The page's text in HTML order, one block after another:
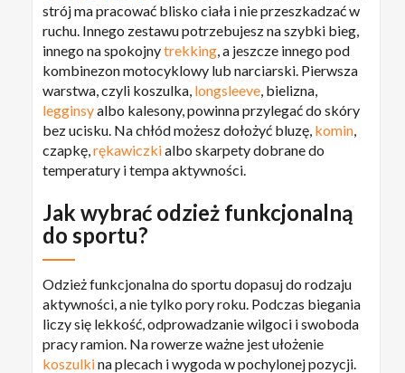
strój ma pracować blisko ciała i nie przeszkadzać w
ruchu. Innego zestawu potrzebujesz na szybki bieg,
innego na spokojnytrekking , a jeszcze innego pod
kombinezon motocyklowy lub narciarski. Pierwsza
warstwa, czyli koszulka, longsleeve , bielizna,
legginsyalbo kalesony, powinna przylegać do skóry
bez ucisku. Na chłód możesz dołożyć bluzę, komin
czapkę,rękawiczkialbo skarpety dobrane do
temperatury i tempa aktywności.
Jak wybrać odzież funkcjonalną
do sportu?
Odzież funkcjonalna do sportu dopasuj do rodzaju
aktywności, a nie tylko pory roku. Podczas biegania
liczy się lekkość, odprowadzanie wilgoci i swoboda
pracy ramion. Na rowerze ważne jest ułożenie
koszulkina plecach i wygoda w pochylonej pozycji.